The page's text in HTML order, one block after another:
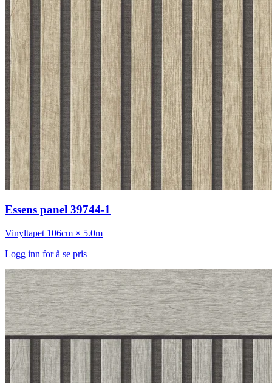
Essens panel 39744-1
Vinyltapet 106cm × 5.0m
Logg inn for å se pris